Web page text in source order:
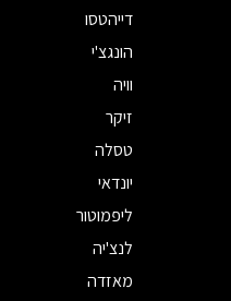
דייהטסו
הונגצ'י
וויה
זיקר
טסלה
יונדאי
ליפמוטור
לנצ'יה
מאזדה